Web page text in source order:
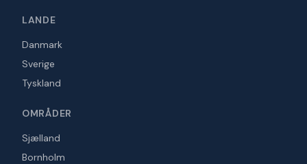
LANDE
Danmark
Sverige
Tyskland
OMRÅDER
Sjælland
Bornholm